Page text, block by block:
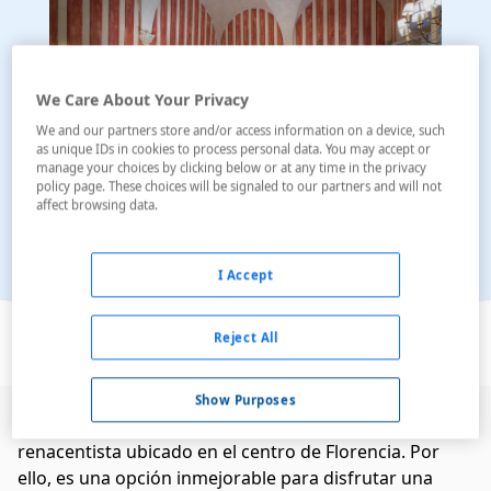
Este hotel ocupa un impresionante palacio
renacentista ubicado en el centro de Florencia. Por
ello, es una opción inmejorable para disfrutar una
We Care About Your Privacy
We and our partners store and/or access information on a device, such
as unique IDs in cookies to process personal data. You may accept or
manage your choices by clicking below or at any time in the privacy
policy page. These choices will be signaled to our partners and will not
affect browsing data.
Show Purposes
Reject All
I Accept